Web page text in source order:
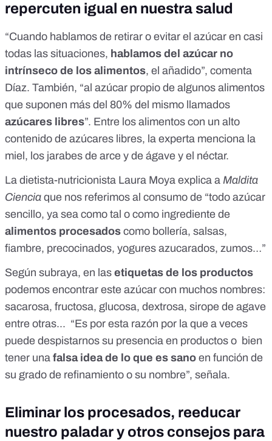
repercuten igual en nuestra salud
“Cuando hablamos de retirar o evitar el azúcar en casi
todas las situaciones, hablamos del azúcar no
intrínseco de los alimentos, el añadido”, comenta
Díaz. También, “al azúcar propio de algunos alimentos
que suponen más del 80% del mismo llamados
azúcares libres”. Entre los alimentos con un alto
contenido de azúcares libres, la experta menciona la
miel, los jarabes de arce y de ágave y el néctar.
La dietista-nutricionista Laura Moya explica a Maldita
Ciencia que nos referimos al consumo de “todo azúcar
sencillo, ya sea como tal o como ingrediente de
alimentos procesados como bollería, salsas,
fiambre, precocinados, yogures azucarados, zumos…”
Según subraya, en las etiquetas de los productos
podemos encontrar este azúcar con muchos nombres:
sacarosa, fructosa, glucosa, dextrosa, sirope de agave
entre otras... “Es por esta razón por la que a veces
puede despistarnos su presencia en productos o bien
tener una falsa idea de lo que es sano en función de
su grado de refinamiento o su nombre”, señala.
Eliminar los procesados, reeducar
nuestro paladar y otros consejos para